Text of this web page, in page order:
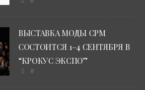
ВЫСТАВКА МОДЫ CPM
СОСТОИТСЯ 1–4 СЕНТЯБРЯ В
“КРОКУС ЭКСПО”
0